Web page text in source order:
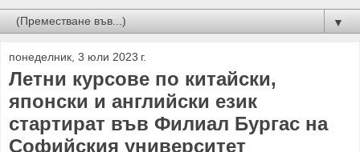
▼
понеделник, 3 юли 2023 г.
Летни курсове по китайски,
японски и английски език
стартират във Филиал Бургас на
Софийския университет